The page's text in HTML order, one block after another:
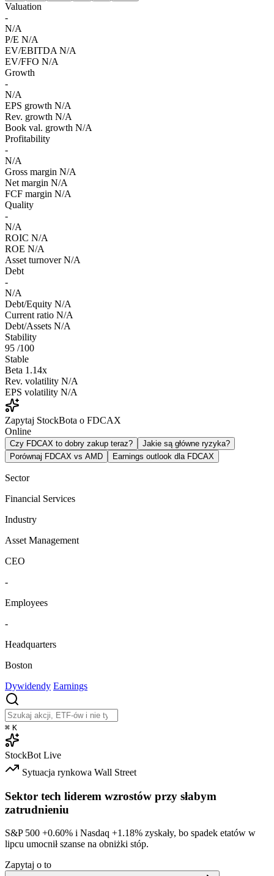
Valuation
-
N/A
P/E N/A
EV/EBITDA N/A
EV/FFO N/A
Growth
-
N/A
EPS growth N/A
Rev. growth N/A
Book val. growth N/A
Profitability
-
N/A
Gross margin N/A
Net margin N/A
FCF margin N/A
Quality
-
N/A
ROIC N/A
ROE N/A
Asset turnover N/A
Debt
-
N/A
Debt/Equity N/A
Current ratio N/A
Debt/Assets N/A
Stability
95 /100
Stable
Beta 1.14x
Rev. volatility N/A
EPS volatility N/A
Zapytaj StockBota o FDCAX
Online
Czy FDCAX to dobry zakup teraz?
Jakie są główne ryzyka?
Porównaj FDCAX vs AMD
Earnings outlook dla FDCAX
Sector
Financial Services
Industry
Asset Management
CEO
-
Employees
-
Headquarters
Boston
Dywidendy Earnings
⌘ K
StockBot Live
Sytuacja rynkowa Wall Street
Sektor tech liderem wzrostów przy słabym
zatrudnieniu
S&P 500 +0.60% i Nasdaq +1.18% zyskały, bo spadek etatów w
lipcu umocnił szanse na obniżki stóp.
Zapytaj o to